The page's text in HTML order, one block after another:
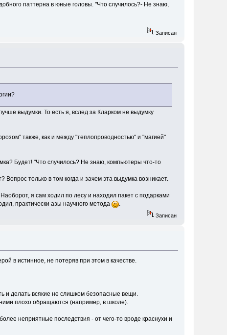
паттерна в юные головы. "Что случилось?- Не знаю,
Записан
выдумки. То есть я, вслед за Кларком не выдумку
также, как и между "теплопроводностью" и "магией"
Будет! "Что случилось? Не знаю, компьютеры что-то
только в том когда и зачем эта выдумка возникает.
я сам ходил по лесу и находил пакет с подарками
практически азы научного метода
.
Записан
в истинное, не потеряв при этом в качестве.
и делать всякие не слишком безопасные вещи.
плохо обращаются (например, в школе).
неприятные последствия - от чего-то вроде краснухи и